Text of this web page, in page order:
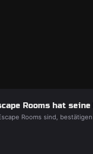
Rooms hat
Rooms sind,